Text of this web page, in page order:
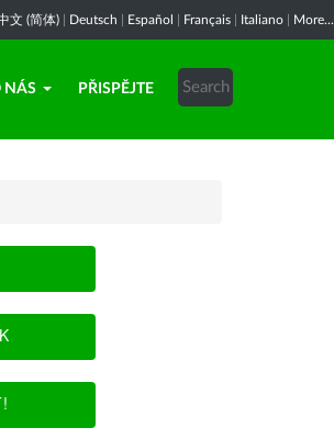
文 (简体) Deutsch Español Français Italiano More...
NÁS PŘISPĚJTE